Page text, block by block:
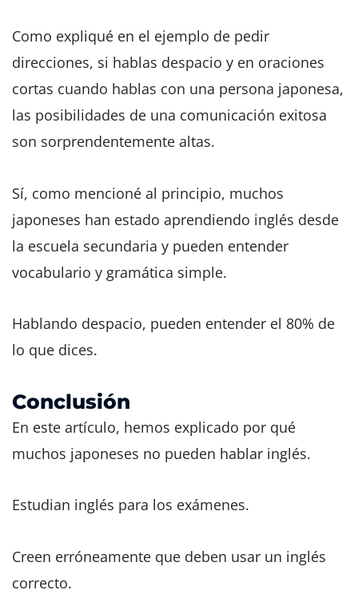
Como expliqué en el ejemplo de pedir
direcciones, si hablas despacio y en oraciones
cortas cuando hablas con una persona japonesa,
las posibilidades de una comunicación exitosa
son sorprendentemente altas.
Sí, como mencioné al principio, muchos
japoneses han estado aprendiendo inglés desde
la escuela secundaria y pueden entender
vocabulario y gramática simple.
Hablando despacio, pueden entender el 80% de
lo que dices.
Conclusión
En este artículo, hemos explicado por qué
muchos japoneses no pueden hablar inglés.
Estudian inglés para los exámenes.
Creen erróneamente que deben usar un inglés
correcto.